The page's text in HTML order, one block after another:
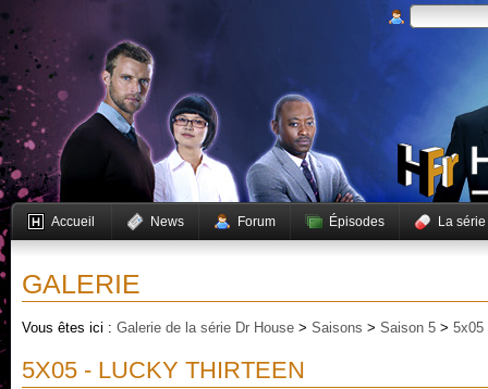
Accueil News Forum Épisodes La série
GALERIE
Vous êtes ici : Galerie de la série Dr House > Saisons > Saison 5 > 5x05
5X05 - LUCKY THIRTEEN